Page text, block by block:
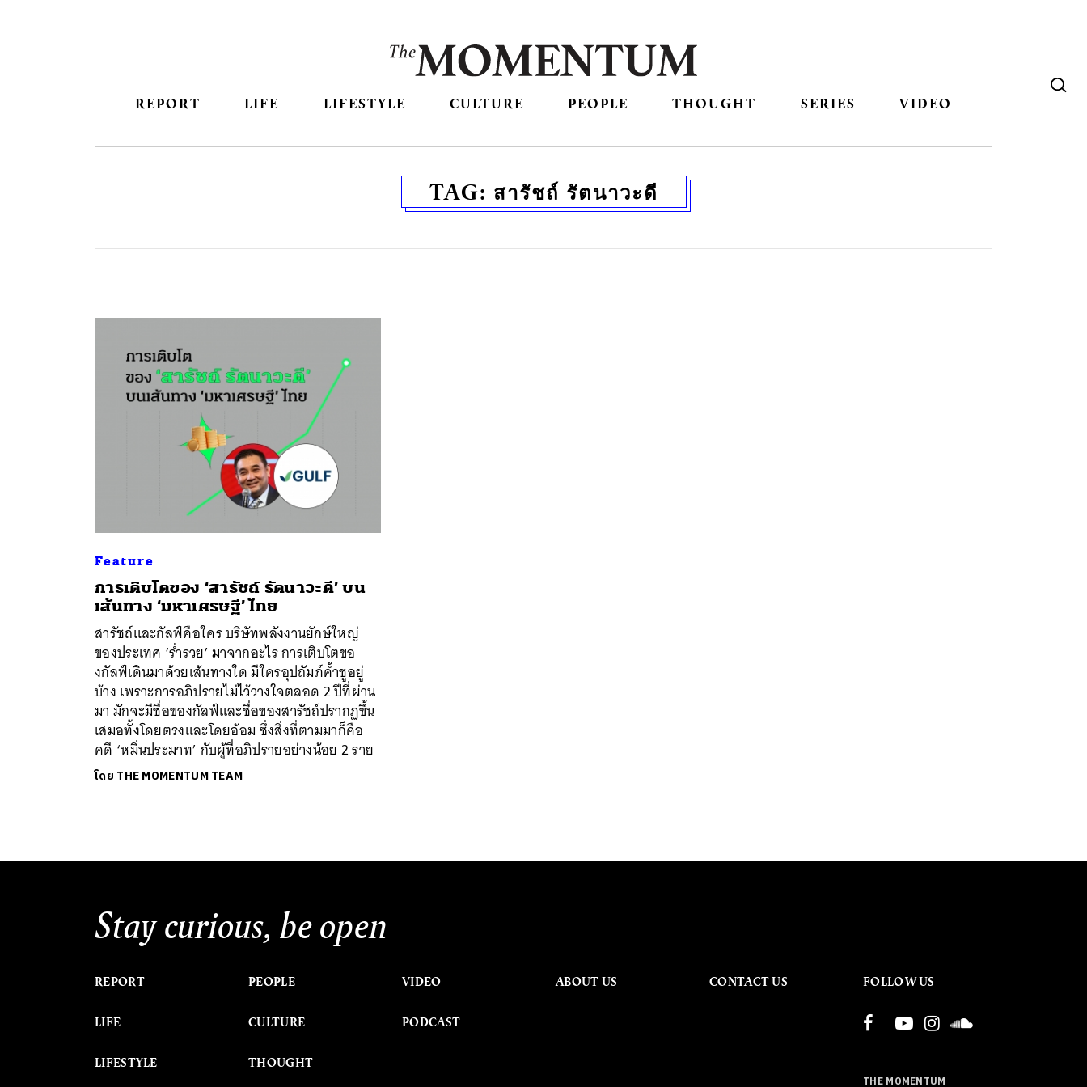
REPORT LIFE LIFESTYLE CULTURE PEOPLE THOUGHT SERIES VIDEO
TAG: สารัชถ์ รัตนาวะดี
Feature
การเติบโตของ ‘สารัชถ์ รัตนาวะดี’ บน
เส้นทาง ‘มหาเศรษฐี’ ไทย
สารัชถ์และกัลฟ์คือใคร บริษัทพลังงานยักษ์ใหญ่
ของประเทศ ‘ร่ำรวย’ มาจากอะไร การเติบโตขอ
งกัลฟ์เดินมาด้วยเส้นทางใด มีใครอุปถัมภ์ค้ำชูอยู่
บ้าง เพราะการอภิปรายไม่ไว้วางใจตลอด 2 ปีที่ผ่าน
มา มักจะมีชื่อของกัลฟ์และชื่อของสารัชถ์ปรากฏขึ้น
เสมอทั้งโดยตรงและโดยอ้อม ซึ่งสิ่งที่ตามมาก็คือ
คดี ‘หมิ่นประมาท’ กับผู้ที่อภิปรายอย่างน้อย 2 ราย
โดย THE MOMENTUM TEAM
Stay curious, be open
REPORT
LIFE
LIFESTYLE
PEOPLE
CULTURE
THOUGHT
VIDEO
PODCAST
ABOUT US CONTACT US FOLLOW US
THE MOMENTUM
ค้นหา